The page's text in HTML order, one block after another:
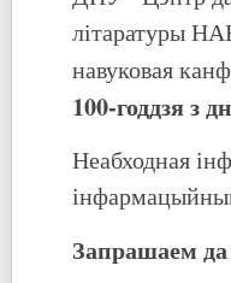
літаратуры
навуковая
100-годдзя з
Неабходная
Запрашаем да